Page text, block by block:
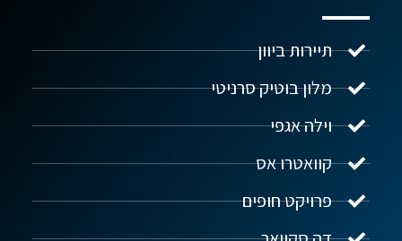
תיירות ביוון
מלון בוטיק סרניטי
וילה אגפי
קוואטרו אס
פרויקט חופים
נדל"ן ביוון G.R.E
שלום! איך אפשר לעזור?